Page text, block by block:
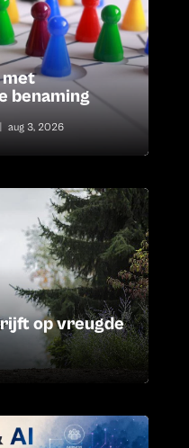
met
benaming
aug 3, 2026
op vreugde